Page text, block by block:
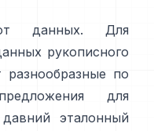
данных. Для
рукописного
разнообразные по
для
эталонный